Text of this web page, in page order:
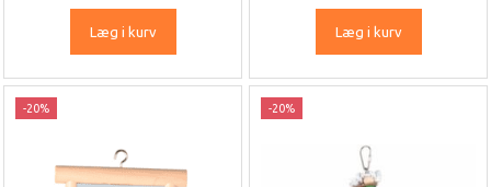
Læg i kurv Læg i kurv
-20% -20%